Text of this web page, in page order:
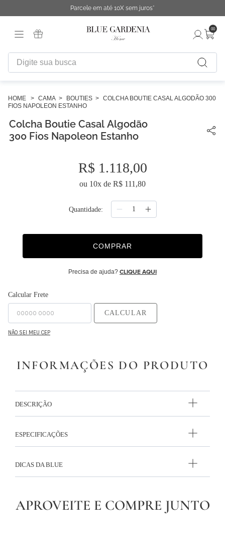
Parcele em até 10X sem juros*
00
Digite sua busca
CAMA BOUTIES
COLCHA BOUTIE CASAL ALGODÃO 300
FIOS NAPOLEON ESTANHO
Colcha Boutie Casal Algodão
300 Fios Napoleon Estanho
R$ 1.118,00
ou 10x de R$ 111 ,80
Quantidade
COMPRAR
Precisa de ajuda? CLIQUE AQUI
Calcular Frete
CALCULAR
NÃO SEI MEU CEP
INFORMAÇÕES DO PRODUTO
DESCRIÇÃO
ESPECIFICAÇÕES
DICAS DA BLUE
APROVEITE E COMPRE JUNTO
1º
fronha
3º
urban
difusor
6º
cobertor
7º
edredon
10º capa duvet